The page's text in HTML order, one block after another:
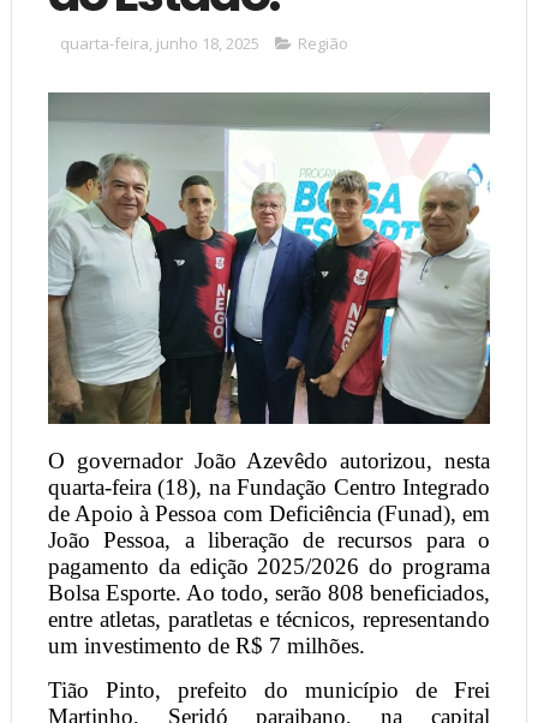
quarta-feira, junho 18, 2025 Região
O governador João Azevêdo autorizou, nesta
quarta-feira (18), na Fundação Centro Integrado
de Apoio à Pessoa com Deficiência (Funad), em
João Pessoa, a liberação de recursos para o
pagamento da edição 2025/2026 do programa
Bolsa Esporte. Ao todo, serão 808 beneficiados,
entre atletas, paratletas e técnicos, representando
um investimento de R$ 7 milhões.
Tião Pinto, prefeito do município de Frei
Martinho, Seridó paraibano, na capital